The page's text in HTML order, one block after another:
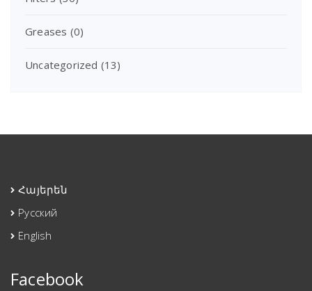
Greases (0)
Uncategorized (13)
Հայերեն
Русский
English
Facebook